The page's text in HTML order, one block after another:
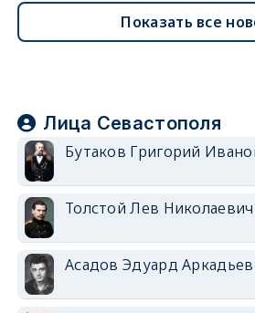
Показать все
Лица Севастополя
Бутаков Григорий
Толстой Лев Николаевич
Асадов Эдуард